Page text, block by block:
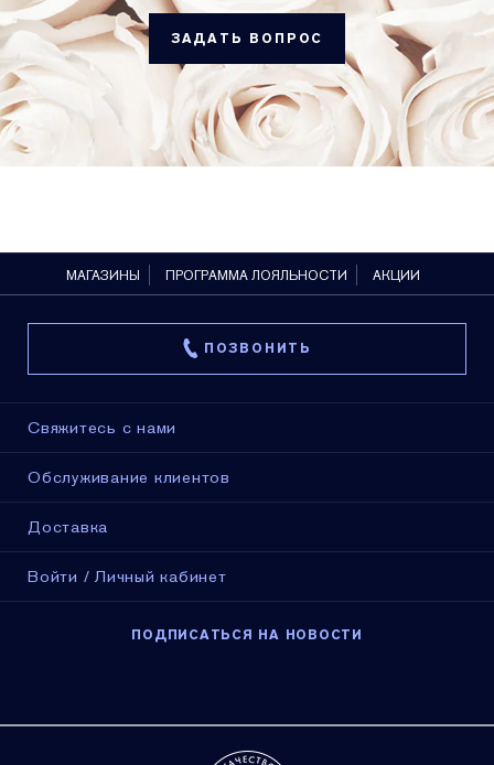
ЗАДАТЬ ВОПРОС
МАГАЗИНЫ ПРОГРАММА ЛОЯЛЬНОСТИ АКЦИИ
ПОЗВОНИТЬ
Свяжитесь с нами
Обслуживание клиентов
Доставка
Войти / Личный кабинет
ПОДПИСАТЬСЯ НА НОВОСТИ